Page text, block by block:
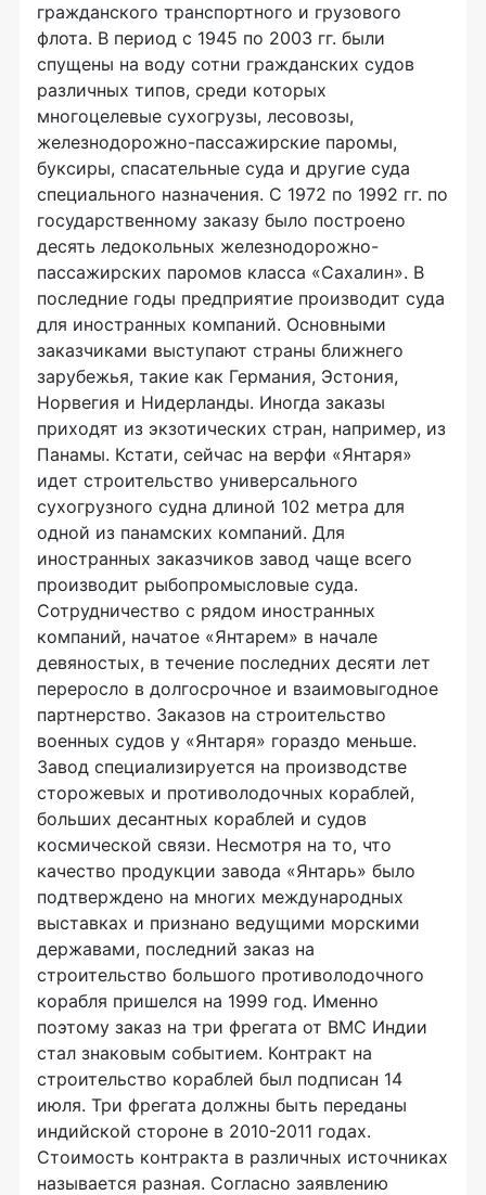
гражданского транспортного и грузового
флота. В период с 1945 по 2003 гг. были
спущены на воду сотни гражданских судов
различных типов, среди которых
многоцелевые сухогрузы, лесовозы,
железнодорожно-пассажирские паромы,
буксиры, спасательные суда и другие суда
специального назначения. С 1972 по 1992 гг. по
государственному заказу было построено
десять ледокольных железнодорожно-
пассажирских паромов класса «Сахалин». В
последние годы предприятие производит суда
для иностранных компаний. Основными
заказчиками выступают страны ближнего
зарубежья, такие как Германия, Эстония,
Норвегия и Нидерланды. Иногда заказы
приходят из экзотических стран, например, из
Панамы. Кстати, сейчас на верфи «Янтаря»
идет строительство универсального
сухогрузного судна длиной 102 метра для
одной из панамских компаний. Для
иностранных заказчиков завод чаще всего
производит рыбопромысловые суда.
Сотрудничество с рядом иностранных
компаний, начатое «Янтарем» в начале
девяностых, в течение последних десяти лет
переросло в долгосрочное и взаимовыгодное
партнерство. Заказов на строительство
военных судов у «Янтаря» гораздо меньше.
Завод специализируется на производстве
сторожевых и противолодочных кораблей,
больших десантных кораблей и судов
космической связи. Несмотря на то, что
качество продукции завода «Янтарь» было
подтверждено на многих международных
выставках и признано ведущими морскими
державами, последний заказ на
строительство большого противолодочного
корабля пришелся на 1999 год. Именно
поэтому заказ на три фрегата от ВМС Индии
стал знаковым событием. Контракт на
строительство кораблей был подписан 14
июля. Три фрегата должны быть переданы
индийской стороне в 2010-2011 годах.
Стоимость контракта в различных источниках
называется разная. Согласно заявлению